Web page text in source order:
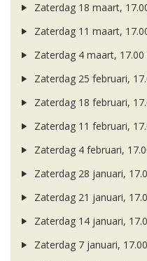
Zaterdag 18 maart,
Zaterdag 11 maart,
Zaterdag 4 maart, 17.00
Zaterdag 25 februari,
Zaterdag 18 februari,
Zaterdag 11 februari,
Zaterdag 4 februari,
Zaterdag 28 januari,
Zaterdag 21 januari,
Zaterdag 14 januari,
Zaterdag 7 januari,